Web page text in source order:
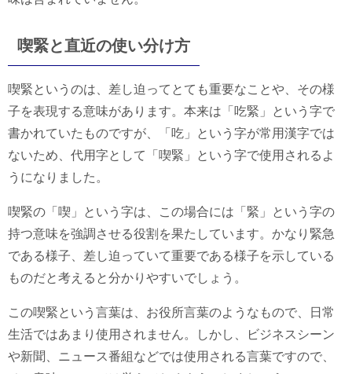
喫緊と直近の使い分け方
喫緊というのは、差し迫ってとても重要なことや、その様
子を表現する意味があります。本来は「吃緊」という字で
書かれていたものですが、「吃」という字が常用漢字では
ないため、代用字として「喫緊」という字で使用されるよ
うになりました。
喫緊の「喫」という字は、この場合には「緊」という字の
持つ意味を強調させる役割を果たしています。かなり緊急
である様子、差し迫っていて重要である様子を示している
ものだと考えると分かりやすいでしょう。
この喫緊という言葉は、お役所言葉のようなもので、日常
生活ではあまり使用されません。しかし、ビジネスシーン
や新聞、ニュース番組などでは使用される言葉ですので、